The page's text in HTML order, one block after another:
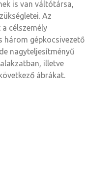
is van váltótársa,
Az
célszemély
három gépkocsivezető
nagyteljesítményű
illetve
ábrákat.